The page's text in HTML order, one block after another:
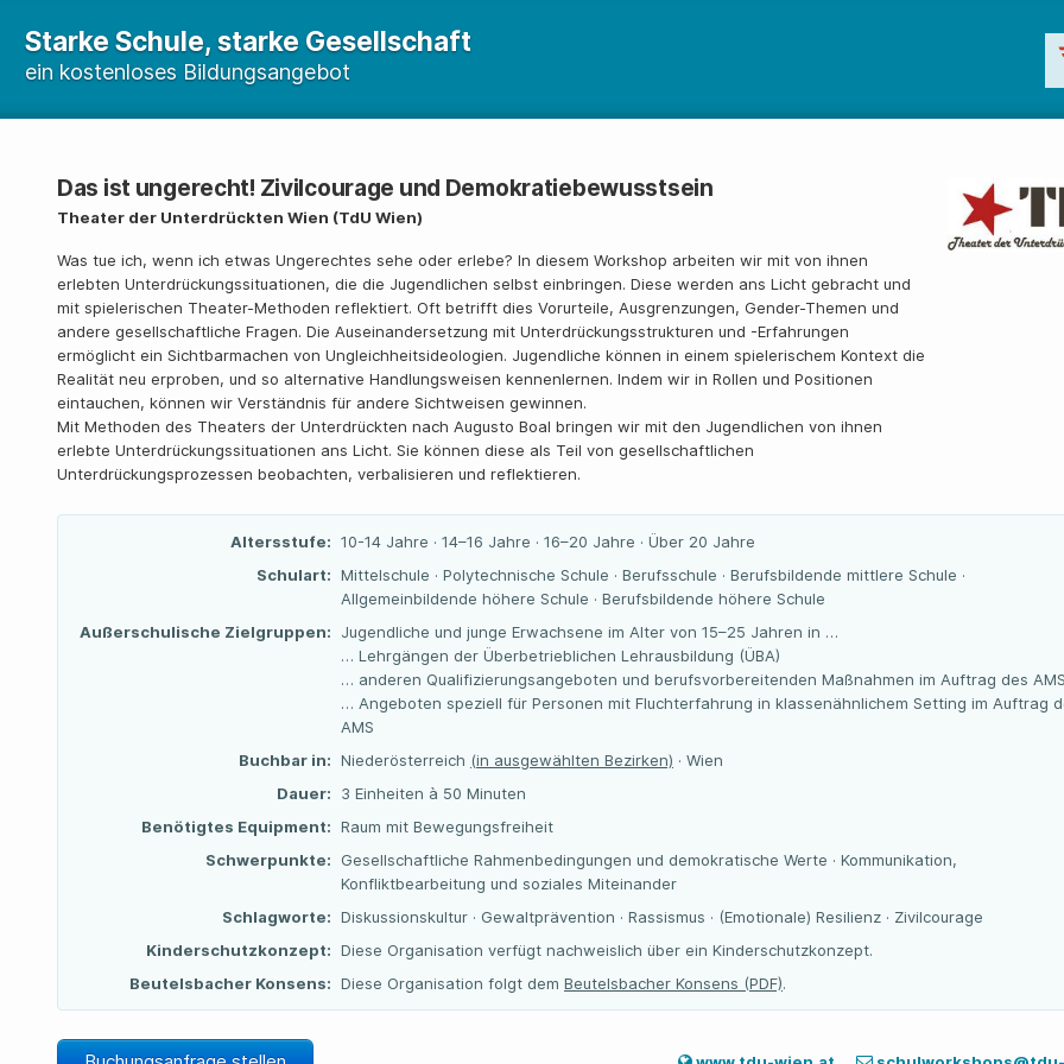
Starke Schule, starke Gesellschaft
ein kostenloses Bildungsangebot
Das ist ungerecht! Zivilcourage und Demokratiebewusstsein
Theater der Unterdrückten Wien (TdU Wien)
Was tue ich, wenn ich etwas Ungerechtes sehe oder erlebe? In diesem Workshop arbeiten wir mit von ihnen
erlebten Unterdrückungssituationen, die die Jugendlichen selbst einbringen. Diese werden ans Licht gebracht und
mit spielerischen Theater-Methoden reflektiert. Oft betrifft dies Vorurteile, Ausgrenzungen, Gender-Themen und
andere gesellschaftliche Fragen. Die Auseinandersetzung mit Unterdrückungsstrukturen und -Erfahrungen
ermöglicht ein Sichtbarmachen von Ungleichheitsideologien. Jugendliche können in einem spielerischem Kontext die
Realität neu erproben, und so alternative Handlungsweisen kennenlernen. Indem wir in Rollen und Positionen
eintauchen, können wir Verständnis für andere Sichtweisen gewinnen.
Mit Methoden des Theaters der Unterdrückten nach Augusto Boal bringen wir mit den Jugendlichen von ihnen
erlebte Unterdrückungssituationen ans Licht. Sie können diese als Teil von gesellschaftlichen
Unterdrückungsprozessen beobachten, verbalisieren und reflektieren.
Altersstufe: 10-14 Jahre · 14–16 Jahre · 16–20 Jahre · Über 20 Jahre
Schulart: Mittelschule · Polytechnische Schule · Berufsschule · Berufsbildende mittlere Schule ·
Allgemeinbildende höhere Schule · Berufsbildende höhere Schule
Außerschulische Zielgruppen:
Jugendliche und junge Erwachsene im Alter von 15–25 Jahren in …
… Lehrgängen der Überbetrieblichen Lehrausbildung (ÜBA)
… anderen Qualifizierungsangeboten und berufsvorbereitenden Maßnahmen im Auftrag des AMS
… Angeboten speziell für Personen mit Fluchterfahrung in klassenähnlichem Setting im Auftrag
AMS
Buchbar in: Niederösterreich (in ausgewählten Bezirken) · Wien
Dauer:
3 Einheiten à 50 Minuten
Benötigtes Equipment: Raum mit Bewegungsfreiheit
Schwerpunkte:
Gesellschaftliche Rahmenbedingungen und demokratische Werte · Kommunikation,
Konfliktbearbeitung und soziales Miteinander
Schlagworte: Diskussionskultur · Gewaltprävention · Rassismus · (Emotionale) Resilienz · Zivilcourage
Kinderschutzkonzept: Diese Organisation verfügt nachweislich über ein Kinderschutzkonzept.
Beutelsbacher Konsens: Diese Organisation folgt dem Beutelsbacher Konsens (PDF).